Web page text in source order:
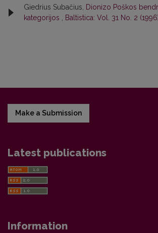
Giedrius Subačius, Dionizo Poškos
kategorijos , Baltistica: Vol. 31 No. 2
Make a Submission
Latest publications
Information